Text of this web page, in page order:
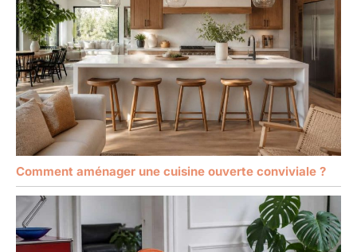
Comment aménager une cuisine ouverte conviviale ?